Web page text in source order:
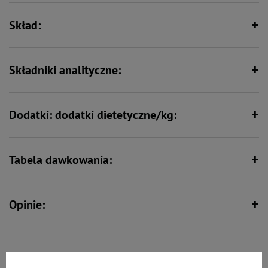
Skład:
Składniki analityczne:
Dodatki: dodatki dietetyczne/kg:
Tabela dawkowania:
Opinie: